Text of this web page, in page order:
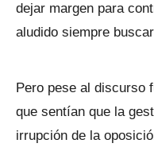
dejar margen para
aludido siempre
Pero pese al discurso
que sentían que la
irrupción de la